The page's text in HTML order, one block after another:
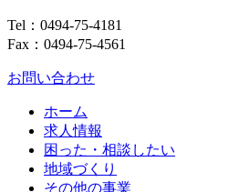
Tel： 0494-75-4181
Fax：0494-75-4561
お問い合わせ
ホーム
求人情報
困った・相談したい
地域づくり
その他の事業